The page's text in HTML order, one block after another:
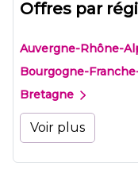
Offres par
Auvergne-Rhône-
Bourgogne-
Bretagne
Voir plus